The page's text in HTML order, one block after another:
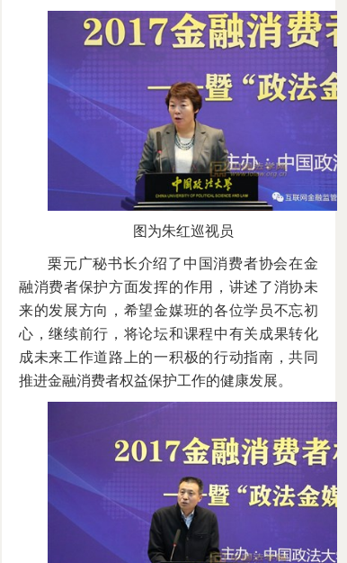
图为朱红巡视员
栗元广秘书长介绍了中国消费者协会在金
融消费者保护方面发挥的作用，讲述了消协未
来的发展方向，希望金媒班的各位学员不忘初
心，继续前行，将论坛和课程中有关成果转化
成未来工作道路上的一积极的行动指南，共同
推进金融消费者权益保护工作的健康发展。